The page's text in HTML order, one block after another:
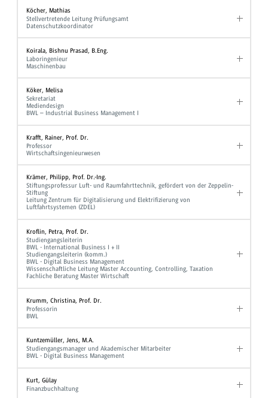
Köcher, Mathias
Stellvertretende Leitung Prüfungsamt
Datenschutzkoordinator
Koirala, Bishnu Prasad, B.Eng.
Laboringenieur
Maschinenbau
Köker, Melisa
Sekretariat
Mediendesign
BWL – Industrial Business Management I
Krafft, Rainer, Prof. Dr.
Professor
Wirtschaftsingenieurwesen
Krämer, Philipp, Prof. Dr.-Ing.
Stiftungsprofessur Luft- und Raumfahrttechnik, gefördert von der Zeppelin-
Stiftung
Leitung Zentrum für Digitalisierung und Elektrifizierung von
Luftfahrtsystemen (ZDEL)
Kroflin, Petra, Prof. Dr.
Studiengangsleiterin
BWL - International Business I + II
Studiengangsleiterin (komm.)
BWL - Digital Business Management
Wissenschaftliche Leitung Master Accounting, Controlling, Taxation
Fachliche Beratung Master Wirtschaft
Krumm, Christina, Prof. Dr.
Professorin
BWL
Kuntzemüller, Jens, M.A.
Studiengangsmanager und Akademischer Mitarbeiter
BWL - Digital Business Management
Kurt, Gülay
Finanzbuchhaltung